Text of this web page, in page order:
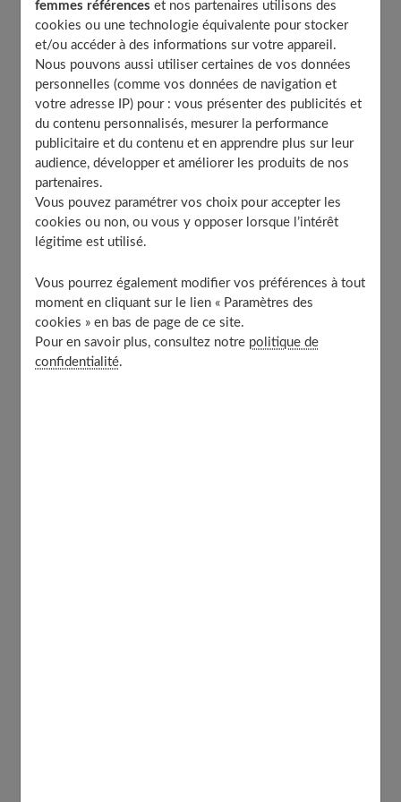
Optez pour un mur bien lisse et uniforme
Peindre un mur pour agrandir un espace
À découvrir aussi
Appliquer la peinture sur le meuble le
plus visible dès l’entrée de la pièce
Si avant on avait tendance à peindre les quatre murs
d’une pièce, aujourd’hui on limite cette option à
entendu, on aime que celui-ci soit très remarqué par les
occupants dès leur arrivée. C’est pour cette raison que
l’on réservela couleur au mur que l’on voit tout de
suiteen pénétrant. Si vous habillez celui où se trouve la
femmes références et nos partenaires utilisons des
cookies ou une technologie équivalente pour stocker
et/ou accéder à des informations sur votre appareil.
Nous pouvons aussi utiliser certaines de vos données
personnelles (comme vos données de navigation et
votre adresse IP) pour : vous présenter des publicités et
du contenu personnalisés, mesurer la performance
publicitaire et du contenu et en apprendre plus sur leur
audience, développer et améliorer les produits de nos
partenaires.
Vous pouvez paramétrer vos choix pour accepter les
cookies ou non, ou vous y opposer lorsque l’intérêt
légitime est utilisé.
Vous pourrez également modifier vos préférences à tout
moment en cliquant sur le lien « Paramètres des
cookies » en bas de page de ce site.
Pour en savoir plus, consultez notre politique de
confidentialité.